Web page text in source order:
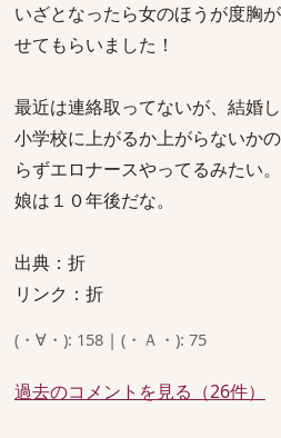
いざとなったら女のほうが度胸
せてもらいました！
最近は連絡取ってないが、結婚し
小学校に上がるか上がらないか
らずエロナースやってるみたい。
娘は１０年後だな。
出典：折
リンク：折
(・∀・): 158 | (・Ａ・): 75
過去のコメントを見る（26件）